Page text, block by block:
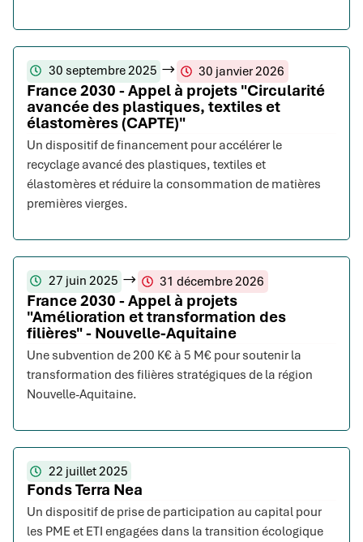
30 septembre 2025 30 janvier 2026
France 2030 - Appel à projets "Circularité
avancée des plastiques, textiles et
élastomères (CAPTE)"
Un dispositif de financement pour accélérer le
recyclage avancé des plastiques, textiles et
élastomères et réduire la consommation de matières
premières vierges.
27 juin 2025 31 décembre 2026
France 2030 - Appel à projets
"Amélioration et transformation des
filières" - Nouvelle-Aquitaine
Une subvention de 200 K€ à 5 M€ pour soutenir la
transformation des filières stratégiques de la région
Nouvelle-Aquitaine.
22 juillet 2025
Fonds Terra Nea
Un dispositif de prise de participation au capital pour
les PME et ETI engagées dans la transition écologique